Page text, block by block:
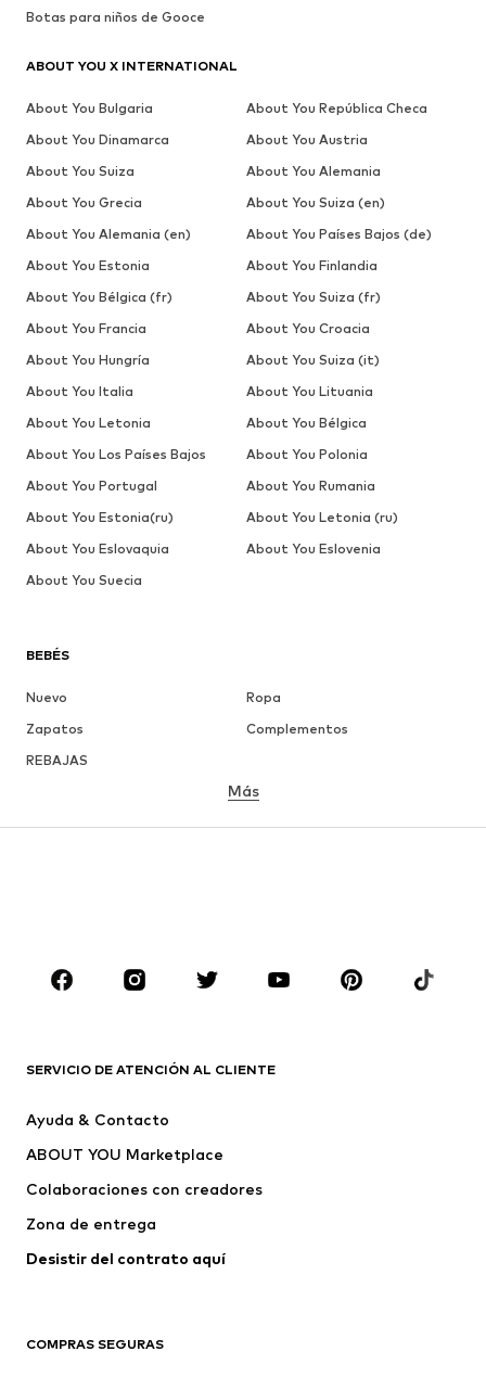
BEBÉS
Nuevo
Ropa
Zapatos
Complementos
REBAJAS
MARCAS
ADIDAS SPORTSWEAR
PUMA
SCHIESSER
Más
SERVICIO DE ATENCIÓN AL CLIENTE
Ayuda & Contacto
ABOUT YOU Marketplace
Colaboraciones con creadores
Zona de entrega
Desistir del contrato aquí
COMPRAS SEGURAS
Botas para niños de Gooce
ABOUT YOU X INTERNATIONAL
About You Bulgaria
About You República Checa
About You Dinamarca
About You Austria
About You Suiza
About You Alemania
About You Grecia
About You Suiza (en)
About You Alemania (en)
About You Países Bajos (de)
About You Estonia
About You Finlandia
About You Bélgica (fr)
About You Suiza (fr)
About You Francia
About You Croacia
About You Hungría
About You Suiza (it)
About You Italia
About You Lituania
About You Letonia
About You Bélgica
About You Los Países Bajos
About You Polonia
About You Portugal
About You Rumania
About You Estonia(ru)
About You Letonia (ru)
About You Eslovaquia
About You Eslovenia
About You Suecia